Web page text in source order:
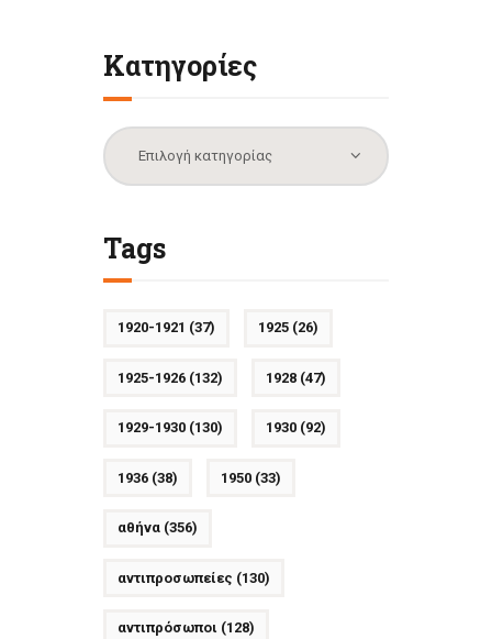
Κατηγορίες
Κατηγορίες
Tags
1920-1921 (37) 1925(26)
1925-1926(132) 1928(47)
1929-1930(130) 1930(92)
1936(38) 1950(33)
αθήνα(356)
αντιπροσωπείες (130)
αντιπρόσωποι (128)